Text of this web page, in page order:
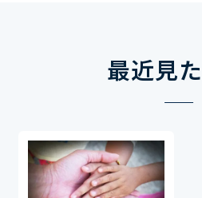
最近見